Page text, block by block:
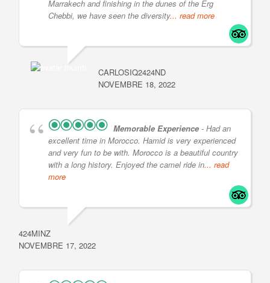
Marrakech and finishing in the dunes of the Erg
Chebbi, we have seen the diversity... read more
CARLOSIQ2424ND
NOVEMBRE 18, 2022
Memorable Experience - Had an
excellent time in Morocco. Hamid is very experienced
and very fun to be with. Morocco is a beautiful country
with a long history. Enjoyed the camel ride in... read
more
424MINZ
NOVEMBRE 17, 2022